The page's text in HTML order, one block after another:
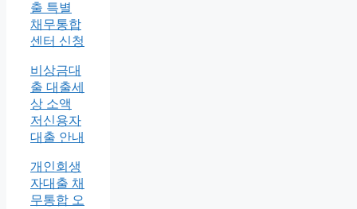
출 특별
채무통합
센터 신청
비상금대
출 대출세
상 소액
저신용자
대출 안내
개인회생
자대출 채
무통합 오